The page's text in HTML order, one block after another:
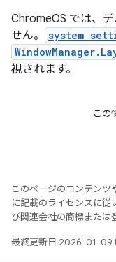
ChromeOS では、
せん。
system
視されます。
この
このページのコンテンツ
に記載のライセンスに
び関連会社の商標または
最終更新日 2026-01-09